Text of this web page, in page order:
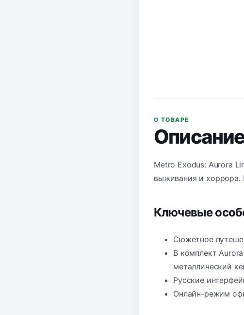
О ТОВАРЕ
Metro Exodus: Aurora
выживания и хоррора.
Ключевые
Сюжетное
В комплект
металлический
Русские
Онлайн-режим